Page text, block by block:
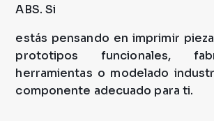
ABS. Si
estás pensando en imprimir
prototipos funcionales,
herramientas o modelado
componente adecuado para ti.